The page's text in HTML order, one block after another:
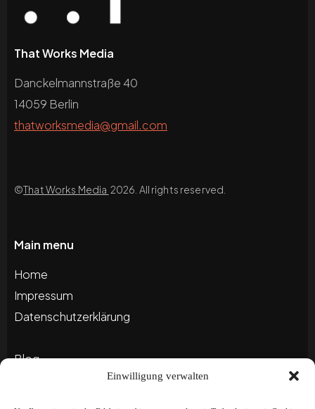
Einwilligung verwalten
That Works Media
Danckelmannstraße 40
14059 Berlin
thatworksmedia@gmail.com
©That Works Media 2026. All rights reserved.
Main menu
Home
Impressum
Datenschutzerklärung
Blog